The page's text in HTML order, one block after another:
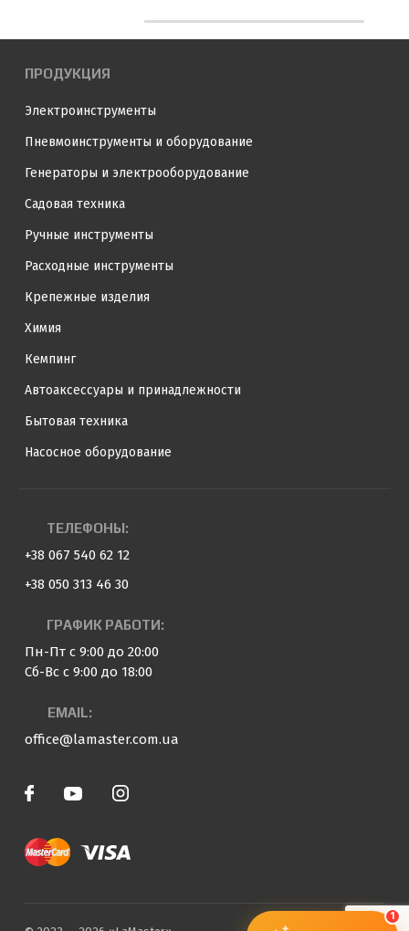
ПРОДУКЦИЯ
Электроинструменты
Пневмоинструменты и оборудование
Генераторы и электрооборудование
Садовая техника
Ручные инструменты
Расходные инструменты
Крепежные изделия
Химия
Кемпинг
Автоаксессуары и принадлежности
Бытовая техника
Насосное оборудование
ТЕЛЕФОНЫ:
+38 067 540 62 12
+38 050 313 46 30
ГРАФИК РАБОТИ:
Пн-Пт с 9:00 до 20:00
Сб-Вс с 9:00 до 18:00
EMAIL:
office@lamaster.com.ua
1